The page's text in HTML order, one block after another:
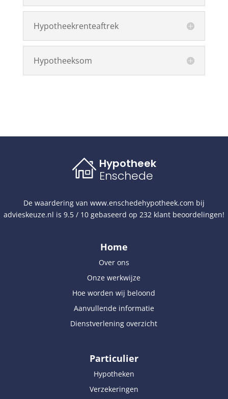
Hypotheekrenteaftrek
Hypotheeksom
Hypotheek
Enschede
De waardering van www.enschedehypotheek.com bij
advieskeuze.nl is 9.5 / 10 gebaseerd op 232 klant beoordelingen!
Home
Over ons
Onze werkwijze
Hoe worden wij beloond
Aanvullende informatie
Dienstverlening overzicht
Particulier
Hypotheken
Verzekeringen